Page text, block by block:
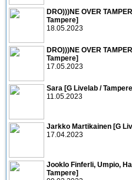
DRO)))NE OVER
Tampere]
18.05.2023
DRO)))NE OVER
Tampere]
17.05.2023
Sara [G Livelab /
11.05.2023
Jarkko Martikainen [G
17.04.2023
Jooklo Finferli, Umpio,
Tampere]